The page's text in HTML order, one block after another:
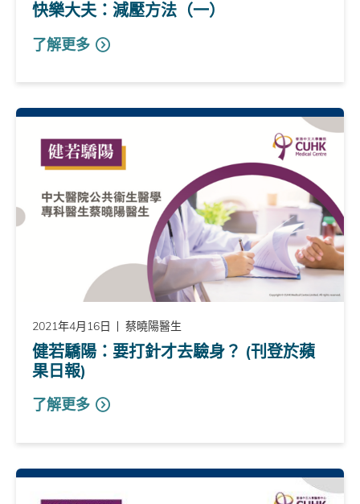
快樂大夫：減壓方法（一）
了解更多
2021年4月16日 蔡曉陽醫生
健若驕陽：要打針才去驗身？ (刊登於蘋
果日報)
了解更多